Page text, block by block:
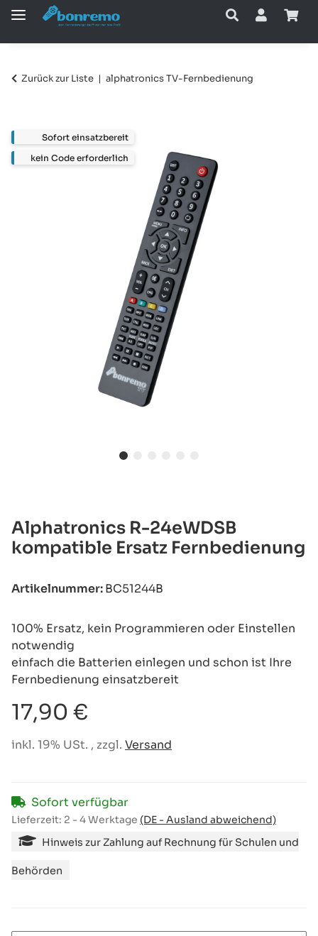
Zurück zur Liste alphatronics TV-Fernbedienung
Alphatronics R-24eWDSB
kompatible Ersatz Fernbedienung
Artikelnummer:BC51244B
100% Ersatz, kein Programmieren oder Einstellen
notwendig
einfach die Batterien einlegen und schon ist Ihre
Fernbedienung einsatzbereit
17,90 €
inkl. 19% USt. , zzgl. Versand
Sofort verfügbar
Lieferzeit: 2 - 4 Werktage (DE - Ausland abweichend)
Hinweis zur Zahlung auf Rechnung für Schulen und
Behörden